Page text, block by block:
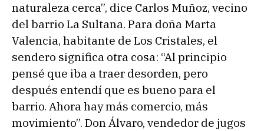
naturaleza cerca”, dice Carlos Muñoz, vecino
del barrio La Sultana. Para doña Marta
Valencia, habitante de Los Cristales, el
sendero significa otra cosa: “Al principio
pensé que iba a traer desorden, pero
después entendí que es bueno para el
barrio. Ahora hay más comercio, más
movimiento”. Don Álvaro, vendedor de jugos